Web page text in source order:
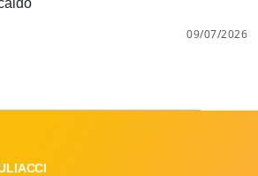
09/07/2026